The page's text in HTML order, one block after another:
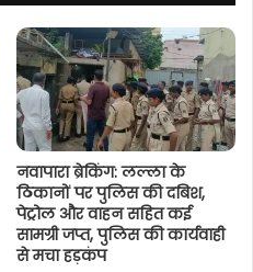
नवापारा ब्रेकिंग: लल्ला के
ठिकानों पर पुलिस की दबिश,
पेट्रोल और वाहन सहित कई
सामग्री जप्त, पुलिस की कार्यवाही
से मचा हड़कंप